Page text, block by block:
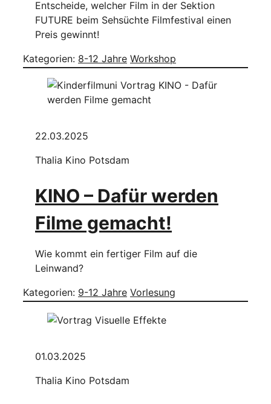
Entscheide, welcher Film in der Sektion
FUTURE beim Sehsüchte Filmfestival einen
Preis gewinnt!
Kategorien: 8-12 Jahre Workshop
22.03.2025
Thalia Kino Potsdam
KINO – Dafür werden
Filme gemacht!
Wie kommt ein fertiger Film auf die
Leinwand?
Kategorien: 9-12 Jahre Vorlesung
01.03.2025
Thalia Kino Potsdam